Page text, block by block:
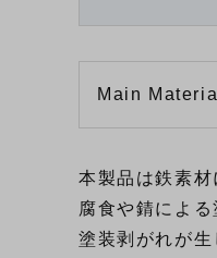
Main Material
本製品は鉄素材
腐食や錆による
塗装剥がれが生